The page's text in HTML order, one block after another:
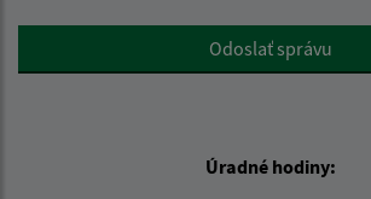
Google reCaptcha ResponseOdoslať správu
Úradné hodiny: